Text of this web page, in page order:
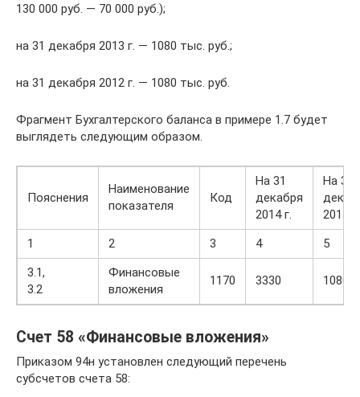
130 000 руб. — 70 000 руб.);
на 31 декабря 2013 г. — 1080 тыс. руб.;
на 31 декабря 2012 г. — 1080 тыс. руб.
Фрагмент Бухгалтерского баланса в примере 1.7 будет
выглядеть следующим образом.
Пояснения
Наименование
показателя
Код
На 31
декабря
2014 г.
На 31
2013 г.
1
2 3 4
5
3.1,
3.2
Финансовые
вложения
1170 3330 1080
Счет 58 «Финансовые вложения»
Приказом 94н установлен следующий перечень
субсчетов счета 58: